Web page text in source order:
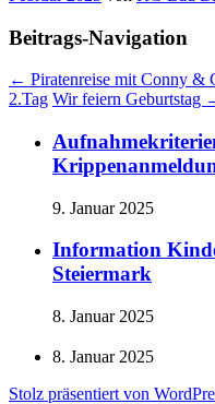
Beitrags-Navigation
← Piratenreise mit Conny &
2.Tag Wir feiern Geburtstag
9. Januar 2025
Information
Steiermark
8. Januar 2025
8. Januar 2025
Stolz präsentiert von